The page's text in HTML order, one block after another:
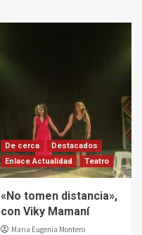
De cerca
Destacados
Enlace Actualidad
Teatro
«No tomen distancia»,
con Viky Mamaní
Maria Eugenia Montero